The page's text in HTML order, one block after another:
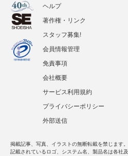
ヘルプ
著作権・リンク
スタッフ募集!
会員情報管理
免責事項
会社概要
サービス利用規約
プライバシーポリシー
外部送信
掲載記事、写真、イラストの無断転載を禁じます。
記載されているロゴ、システム名、製品名は各社